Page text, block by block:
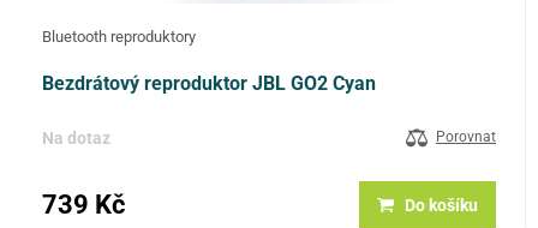
Bluetooth reproduktory
Bezdrátový reproduktor JBL GO2 Cyan
Na dotaz Porovnat
739 Kč Do košíku